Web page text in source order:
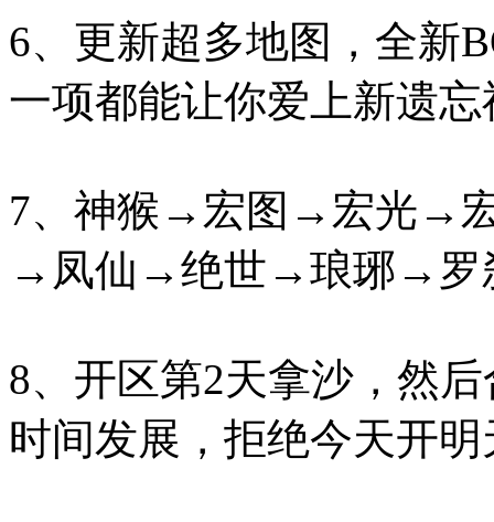
6、更新超多地图，全新
一项都能让你爱上新遗忘
7、神猴→宏图→宏光→
→凤仙→绝世→琅琊→罗
8、开区第2天拿沙，然
时间发展，拒绝今天开